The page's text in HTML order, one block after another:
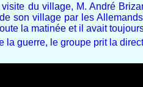
du village, M. André
de son village par les
la matinée et il avait
la guerre, le groupe prit la